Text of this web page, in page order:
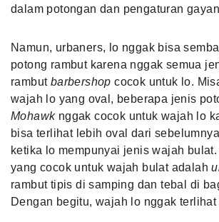
dalam potongan dan pengaturan
Namun, urbaners, lo nggak bisa
potong rambut karena nggak semua
rambut barbershop cocok untuk lo.
wajah lo yang oval, beberapa jenis
Mohawk nggak cocok untuk wajah lo
bisa terlihat lebih oval dari
ketika lo mempunyai jenis wajah
yang cocok untuk wajah bulat adalah
rambut tipis di samping dan tebal di
Dengan begitu, wajah lo nggak